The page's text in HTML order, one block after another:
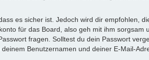
es sicher ist. Jedoch wird dir empfohlen,
für das Board, also geh mit ihm sorgsam
fragen. Solltest du dein Passwort
Benutzernamen und deiner E-Mail-